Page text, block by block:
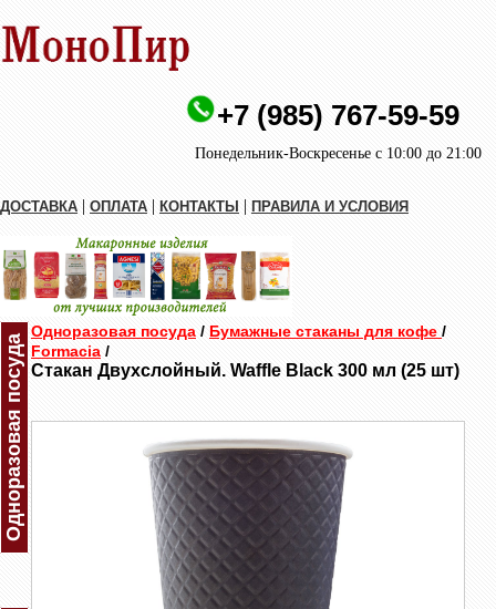
+7 (985) 767-59-59
Понедельник-Воскресенье с 10:00 до 21:00
ДОСТАВКА | ОПЛАТА | КОНТАКТЫ | ПРАВИЛА И УСЛОВИЯ
Одноразовая посуда
Одноразовая посуда / Бумажные стаканы для кофе /
Formacia /
Стакан Двухслойный. Waffle Black 300 мл (25 шт)